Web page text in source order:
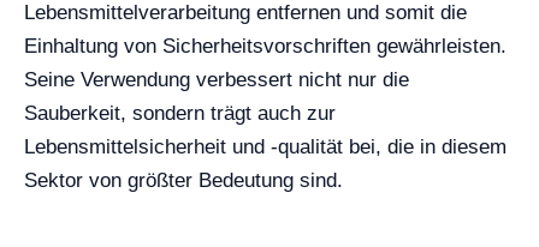
Lebensmittelverarbeitung entfernen und somit die
Einhaltung von Sicherheitsvorschriften gewährleisten.
Seine Verwendung verbessert nicht nur die
Sauberkeit, sondern trägt auch zur
Lebensmittelsicherheit und -qualität bei, die in diesem
Sektor von größter Bedeutung sind.